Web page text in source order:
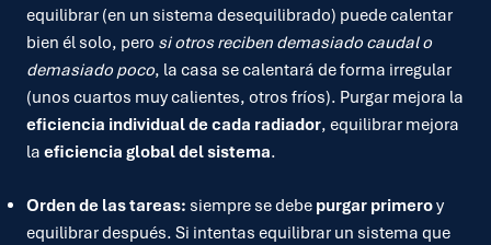
equilibrar (en un sistema desequilibrado) puede calentar
bien él solo, pero si otros reciben demasiado caudal o
demasiado poco, la casa se calentará de forma irregular
(unos cuartos muy calientes, otros fríos). Purgar mejora la
eficiencia individual de cada radiador, equilibrar mejora
la eficiencia global del sistema.
Orden de las tareas: siempre se debe purgar primeroy
equilibrar después. Si intentas equilibrar un sistema que